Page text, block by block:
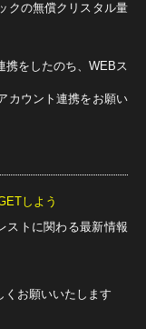
クの無償クリスタル量
携をしたのち、WEBス
カウント連携をお願い
しよう
ストに関わる最新情報
くお願いいたします